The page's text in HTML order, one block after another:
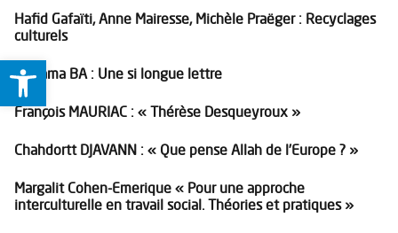
Ouvrir la barre d’outils
Hafid Gafaïti, Anne Mairesse, Michèle Praëger : Recyclages
culturels
Mariama BA : Une si longue lettre
François MAURIAC : « Thérèse Desqueyroux »
Chahdortt DJAVANN : « Que pense Allah de l’Europe ? »
Margalit Cohen-Emerique « Pour une approche
interculturelle en travail social. Théories et pratiques »